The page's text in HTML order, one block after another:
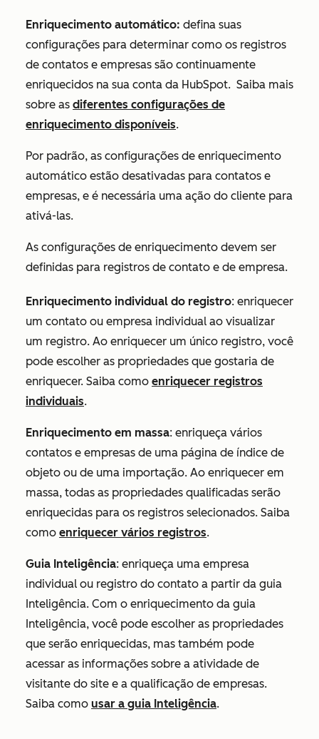
Enriquecimento automático: defina suas
configurações para determinar como os registros
de contatos e empresas são continuamente
enriquecidos na sua conta da HubSpot. Saiba mais
sobre as diferentes configurações de
enriquecimento disponíveis.
Por padrão, as configurações de enriquecimento
automático estão desativadas para contatos e
empresas, e é necessária uma ação do cliente para
ativá-las.
As configurações de enriquecimento devem ser
definidas para registros de contato e de empresa.
Enriquecimento individual do registro: enriquecer
um contato ou empresa individual ao visualizar
um registro. Ao enriquecer um único registro, você
pode escolher as propriedades que gostaria de
enriquecer. Saiba como enriquecer registros
individuais.
Enriquecimento em massa: enriqueça vários
contatos e empresas de uma página de índice de
objeto ou de uma importação. Ao enriquecer em
massa, todas as propriedades qualificadas serão
enriquecidas para os registros selecionados. Saiba
como enriquecer vários registros.
Guia Inteligência: enriqueça uma empresa
individual ou registro do contato a partir da guia
Inteligência. Com o enriquecimento da guia
Inteligência, você pode escolher as propriedades
que serão enriquecidas, mas também pode
acessar as informações sobre a atividade de
visitante do site e a qualificação de empresas.
Saiba como usar a guia Inteligência.